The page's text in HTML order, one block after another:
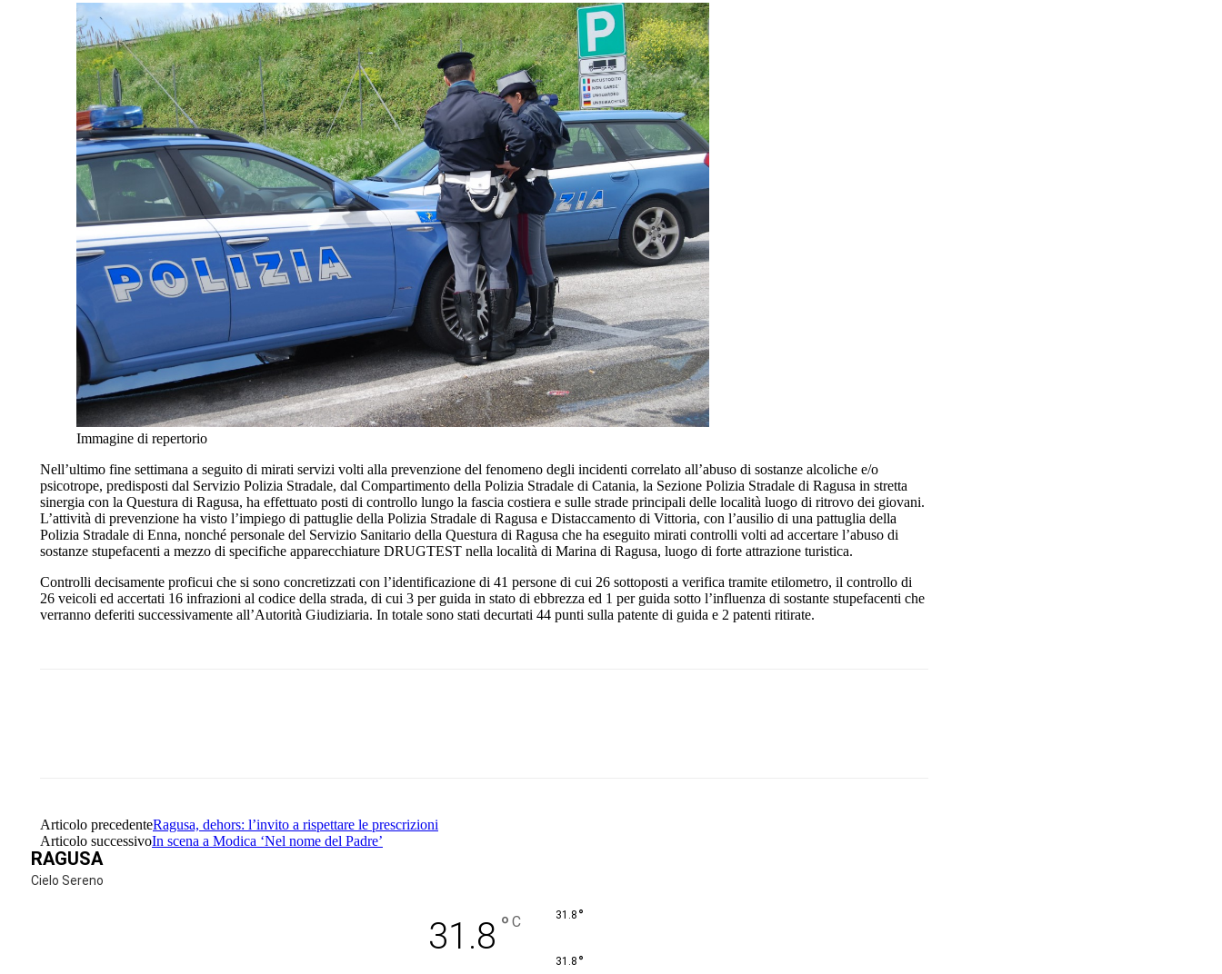
Immagine di repertorio
Nell’ultimo fine settimana a seguito di mirati servizi volti alla prevenzione del fenomeno degli incidenti correlato all’abuso di sostanze alcoliche e/o
psicotrope, predisposti dal Servizio Polizia Stradale, dal Compartimento della Polizia Stradale di Catania, la Sezione Polizia Stradale di Ragusa in stretta
sinergia con la Questura di Ragusa, ha effettuato posti di controllo lungo la fascia costiera e sulle strade principali delle località luogo di ritrovo dei giovani.
L’attività di prevenzione ha visto l’impiego di pattuglie della Polizia Stradale di Ragusa e Distaccamento di Vittoria, con l’ausilio di una pattuglia della
Polizia Stradale di Enna, nonché personale del Servizio Sanitario della Questura di Ragusa che ha eseguito mirati controlli volti ad accertare l’abuso di
sostanze stupefacenti a mezzo di specifiche apparecchiature DRUGTEST nella località di Marina di Ragusa, luogo di forte attrazione turistica.
Controlli decisamente proficui che si sono concretizzati con l’identificazione di 41 persone di cui 26 sottoposti a verifica tramite etilometro, il controllo di
26 veicoli ed accertati 16 infrazioni al codice della strada, di cui 3 per guida in stato di ebbrezza ed 1 per guida sotto l’influenza di sostante stupefacenti che
verranno deferiti successivamente all’Autorità Giudiziaria. In totale sono stati decurtati 44 punti sulla patente di guida e 2 patenti ritirate.
Articolo precedenteRagusa, dehors: l’invito a rispettare le prescrizioni
Articolo successivoIn scena a Modica ‘Nel nome del Padre’
RAGUSA
Cielo Sereno
31.8 ° C 31.8 °
31.8 °